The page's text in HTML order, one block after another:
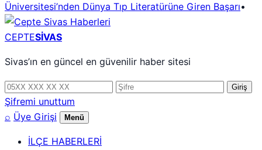
Üniversitesi’nden Dünya Tıp Literatürüne Giren Başarı•
CEPTESİVAS
Sivas’ın en güncel en güvenilir haber sitesi
Telefon
numarası
Şifre Giriş
Şifremi unuttum
⌕ Üye Girişi Menü
İLÇE HABERLERİ